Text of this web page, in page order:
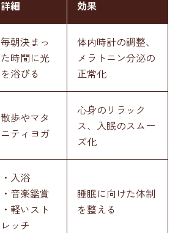
詳細 効果
毎朝決まっ
た時間に光
を浴びる
体内時計の調整、
メラトニン分泌の
正常化
散歩やマタ
ニティヨガ
心身のリラック
ス、入眠のスムー
ズ化
・入浴
・音楽鑑賞
・軽いスト
レッチ
睡眠に向けた体制
を整える